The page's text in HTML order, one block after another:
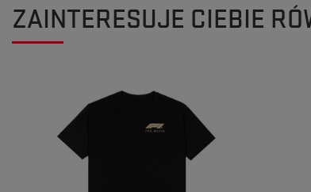
ZAINTERESUJE CIEBIE